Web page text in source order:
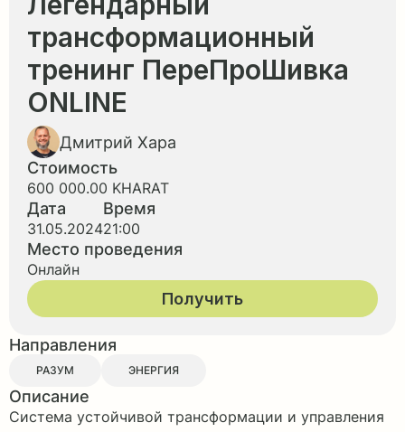
трансформационный
тренинг ПереПроШивка
ONLINE
Дмитрий Хара
Стоимость
600 000.00 KHARAT
Дата
31.05.2024
Время
21:00
Место проведения
Онлайн
Получить
Направления
РАЗУМ ЭНЕРГИЯ
Описание
Система устойчивой трансформации и управления